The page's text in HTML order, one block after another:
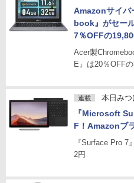
Amazonサイバ
book』がセー
7％OFFの
Acer製
E』は20％OFF
連載 本日みつ
『Microsoft
F！Amazonブ
『Surface Pro 7
2円